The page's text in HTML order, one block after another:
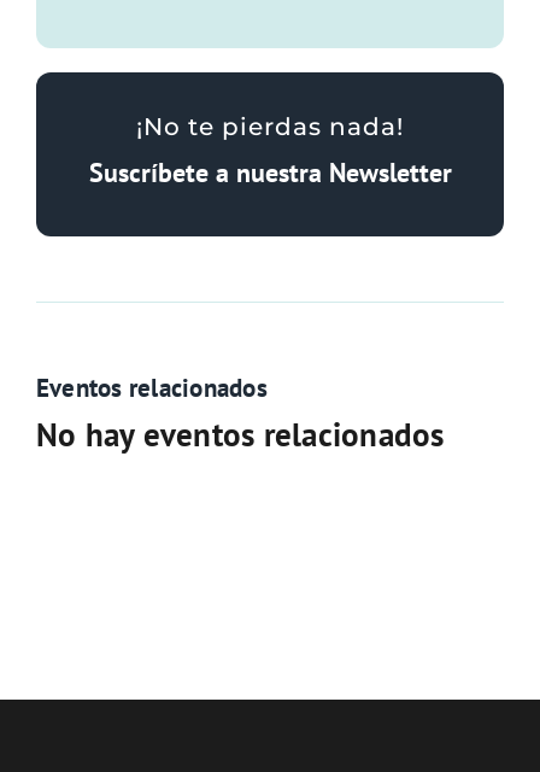
¡No te pierdas nada!
Suscríbete a nuestra Newsletter
Eventos relacionados
No hay eventos relacionados